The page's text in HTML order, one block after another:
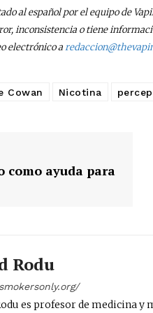
al español por el equipo de
inconsistencia o tiene
electrónico a
Cowan Nicotina
como ayuda para
Rodu
es profesor de medicina y